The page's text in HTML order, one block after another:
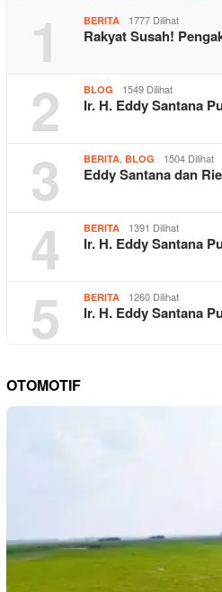
1 BERITA 1777 Dilihat
Rakyat Susah!
2 BLOG 1549 Dilihat
Ir. H. Eddy Santana
3 BERITA, BLOG 1504 Dilihat
Eddy Santana dan
4 BERITA 1391 Dilihat
Ir. H. Eddy Santana
5 BERITA 1260 Dilihat
Ir. H. Eddy Santana
OTOMOTIF